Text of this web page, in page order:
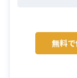
無料